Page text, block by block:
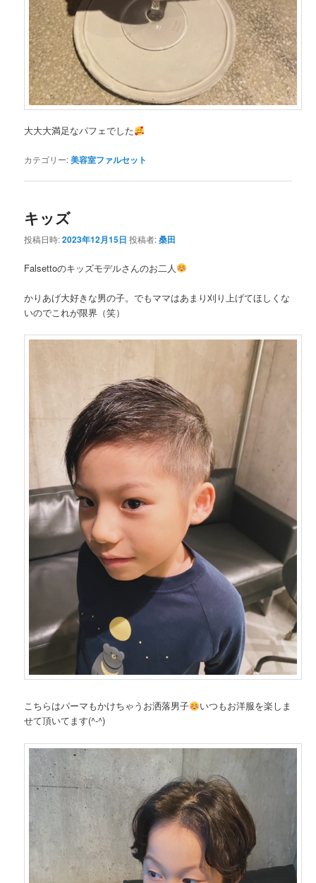
大大大満足なパフェでした
カテゴリー:美容室ファルセット
キッズ
投稿日時:2023年12月15日 投稿者:桑田
Falsettoのキッズモデルさんのお二人
かりあげ大好きな男の子。でもママはあまり刈り上げてほしくな
いのでこれが限界（笑）
こちらはパーマもかけちゃうお洒落男子
いつもお洋服を楽しま
せて頂いてます(^-^)